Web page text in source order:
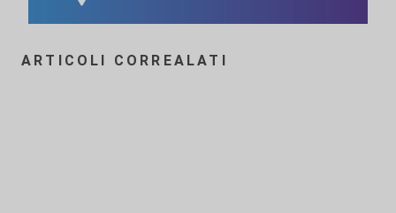
ARTICOLI CORREALATI